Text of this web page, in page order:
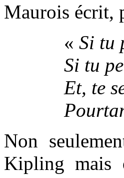
Maurois écrit,
« Si tu
Si tu
Et, te
Non
Kipling mais